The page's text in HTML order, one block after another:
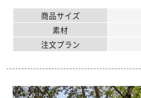
商品サイズ
素材
注文プラン